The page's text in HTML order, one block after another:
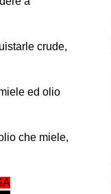
crude,
ed olio
che miele,